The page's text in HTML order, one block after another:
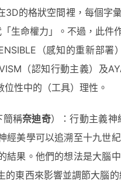
的格狀空間裡，每個字
生命權力」。不過，此件
（感知的重新部
（認知行動主義）及
性中的（工具）理性。
簡稱奈迪奇）：行動主義神
經美學可以追溯至十九世
結果。他們的想法是大腦
東西來影響並調節大腦